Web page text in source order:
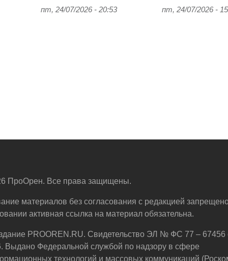
пт, 24/07/2026 - 20:53 пт, 24/07/2026 -
ПроОрен. Все права защищены.
материалов без согласования с редакцией
активная ссылка на материал обязательна.
PROOREN.RU. Свидетельство ЭЛ № ФС 77 – 67456
Выдано Федеральной службой по надзору в сфере
технологий и массовых коммуникаций